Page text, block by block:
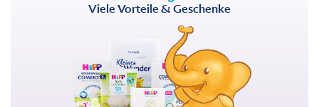
Viele Vorteile & Geschenke